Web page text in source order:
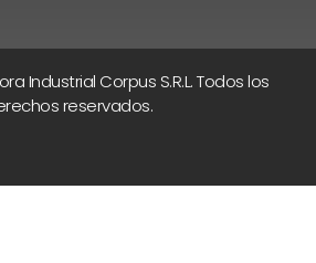
Industrial Corpus S.R.L. Todos los
reservados.